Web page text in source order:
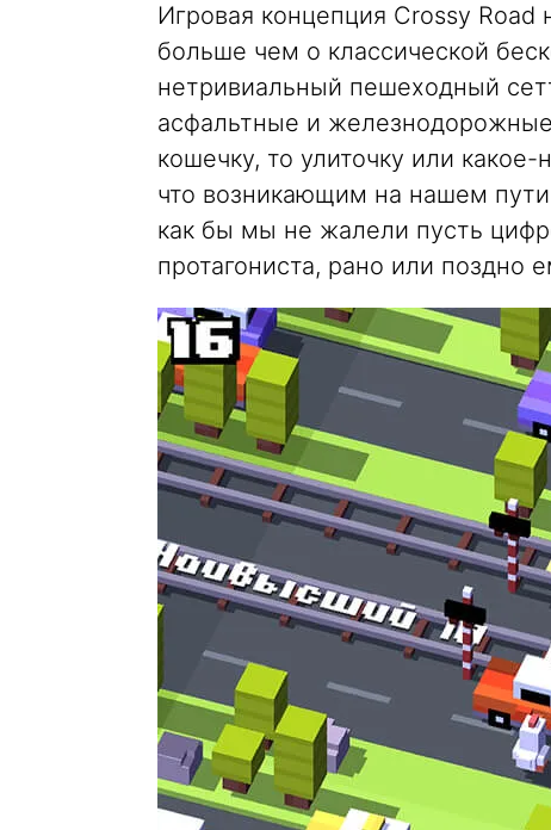
Игровая концепция Crossy
больше чем о классической
нетривиальный пешеходный
асфальтные и железнодорожные
кошечку, то улиточку или
что возникающим на нашем
как бы мы не жалели пусть
протагониста, рано или поздно